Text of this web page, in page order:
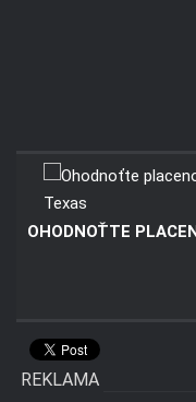
OHODNOŤTE
REKLAMA